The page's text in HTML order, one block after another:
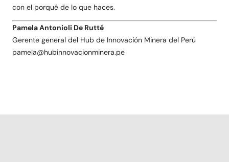
con el porqué de lo que haces.
Pamela Antonioli De Rutté
Gerente general del Hub de Innovación Minera del Perú
pamela@hubinnovacionminera.pe